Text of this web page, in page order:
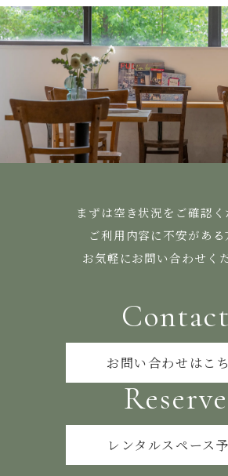
まずは空き状況をご確認く
ご利用内容に不安がある
お気軽にお問い合わせく
Contact
お問い合わせはこ
Reserve
レンタルスペース